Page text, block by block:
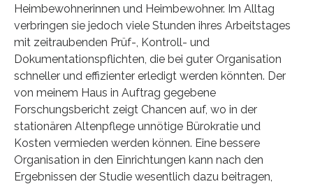
Heimbewohnerinnen und Heimbewohner. Im Alltag
verbringen sie jedoch viele Stunden ihres Arbeitstages
mit zeitraubenden Prüf-, Kontroll- und
Dokumentationspflichten, die bei guter Organisation
schneller und effizienter erledigt werden könnten. Der
von meinem Haus in Auftrag gegebene
Forschungsbericht zeigt Chancen auf, wo in der
stationären Altenpflege unnötige Bürokratie und
Kosten vermieden werden können. Eine bessere
Organisation in den Einrichtungen kann nach den
Ergebnissen der Studie wesentlich dazu beitragen,